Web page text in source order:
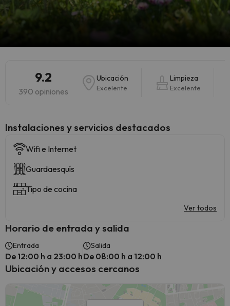
9.2
390 opiniones
Ubicación
Excelente
Limpieza
Excelente
Instalaciones y servicios destacados
Wifi e Internet
Guardaesquís
Tipo de cocina
Ver todos
Horario de entrada y salida
Entrada
De 12:00 h a 23:00 h
Salida
De 08:00 h a 12:00 h
Ubicación y accesos cercanos